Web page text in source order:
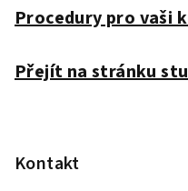
Procedury pro vaši
Přejít na stránku
Kontakt